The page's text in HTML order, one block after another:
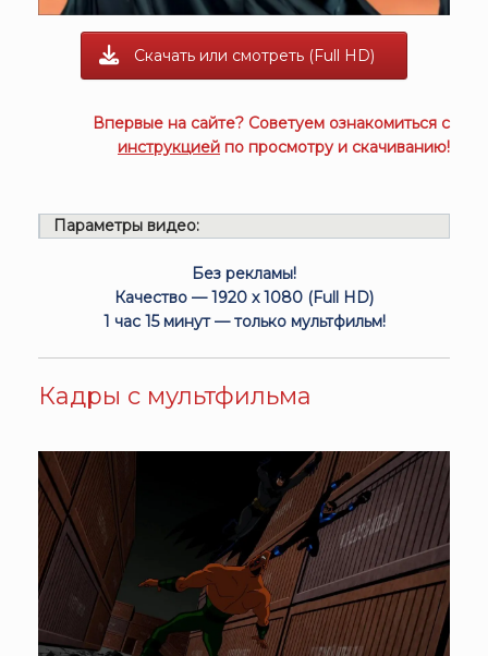
Скачать или смотреть (Full HD)
Впервые на сайте? Советуем ознакомиться с
инструкцией по просмотру и скачиванию!
Параметры видео:
Без рекламы!
Качество — 1920 x 1080 (Full HD)
1 час 15 минут — только мультфильм!
Кадры с мультфильма